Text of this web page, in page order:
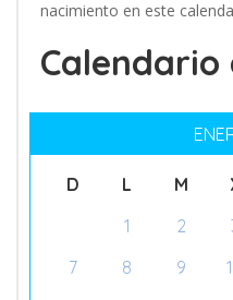
nacimiento en este
Calendario
D L M
1
2
7
8 9